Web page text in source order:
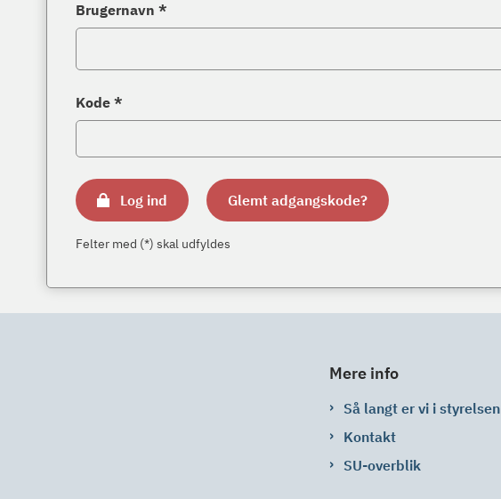
Brugernavn *
Kode *
Log ind Glemt adgangskode?
Felter med (*) skal udfyldes
Mere info
Så langt er vi i styrelsen
Kontakt
SU-overblik